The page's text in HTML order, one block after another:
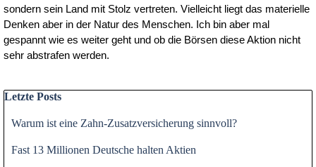
sondern sein Land mit Stolz vertreten. Vielleicht liegt das materielle
Denken aber in der Natur des Menschen. Ich bin aber mal
gespannt wie es weiter geht und ob die Börsen diese Aktion nicht
sehr abstrafen werden.
Block überspringen Letzte Posts
Letzte Posts
Warum ist eine Zahn-Zusatzversicherung sinnvoll?
Fast 13 Millionen Deutsche halten Aktien